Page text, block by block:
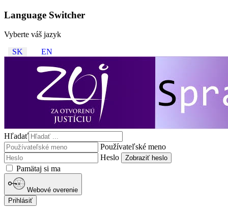
Language Switcher
Vyberte váš jazyk
SK
EN
Hľadať
Používateľské meno
Heslo
Zobraziť heslo
Pamätaj si ma
Webové overenie
Prihlásiť